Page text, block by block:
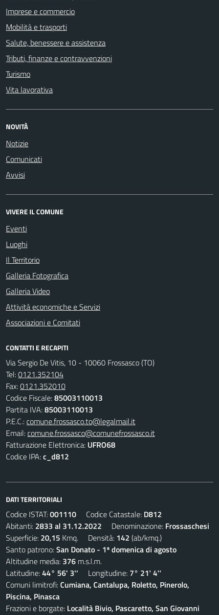
Imprese e commercio
Mobilità e trasporti
Salute, benessere e assistenza
Tributi, finanze e contravvenzioni
Turismo
Vita lavorativa
NOVITÀ
Notizie
Comunicati
Avvisi
VIVERE IL COMUNE
Eventi
Luoghi
Il Territorio
Galleria Fotografica
Galleria Video
Attività economiche e Servizi
Associazioni e Comitati
CONTATTI E RECAPITI
Via Sergio De Vitis, 10 - 10060 Frossasco (TO)
Tel:0121.352104
Fax:0121.352010
Codice Fiscale:85003110013
Partita IVA:85003110013
P.E.C.:comune.frossasco.to@legalmail.it
Email:comune.frossasco@comunefrossasco.it
Fatturazione Elettronica: UFRO68
Codice IPA:c_d812
DATI TERRITORIALI
Codice ISTAT:001110 Codice Catastale: D812
Abitanti: 2833 al 31.12.2022 Denominazione: Frossaschesi
Superficie: 20,15 Kmq. Densità: 142 (ab/kmq.)
Santo patrono:San Donato - 1ª domenica di agosto
Altitudine media: 376 m.s.l.m.
Latitudine:44° 56' 3'' Longitudine: 7° 21' 4''
Comuni limitrofi:Cumiana, Cantalupa, Roletto, Pinerolo,
Piscina, Pinasca
Frazioni e borgate: Località Bivio, Pascaretto, San Giovanni